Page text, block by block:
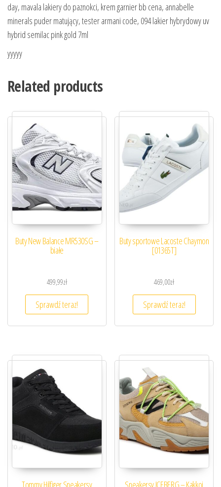
day, mavala lakiery do paznokci, krem garnier bb cena, annabelle
minerals puder matujący, tester armani code, 094 lakier hybrydowy uv
hybrid semilac pink gold 7ml
yyyyy
Related products
Buty New Balance MR530SG –
białe
499,99zł
Sprawdź teraz!
Buty sportowe Lacoste Chaymon
[01365T]
469,00zł
Sprawdź teraz!
Tommy Hilfiger Sneakersy Sneakersy ICEBERG – Kakkoi